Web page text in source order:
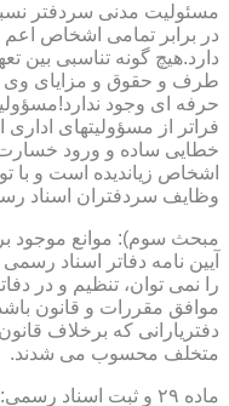
مسئولیت مدنی سردفتر
در برابر تمامی اشخاص
دارد.هیچ گونه تناسبی بین
طرف و حقوق و مزایای وی
حرفه ای وجود
فراتر از مسؤولیتهای
خطایی ساده و ورود
اشخاص زیاندیده است و با
وظایف سردفتران اسناد
را نمی توان، تنظیم و در
موافق مقررات و قانون
دفتریارانی که برخلاف
متخلف محسوب می شدند.
ماده ۲۹ و ثبت اسناد